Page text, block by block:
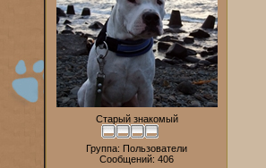
Старый знакомый
Группа: Пользователи
Сообщений: 406